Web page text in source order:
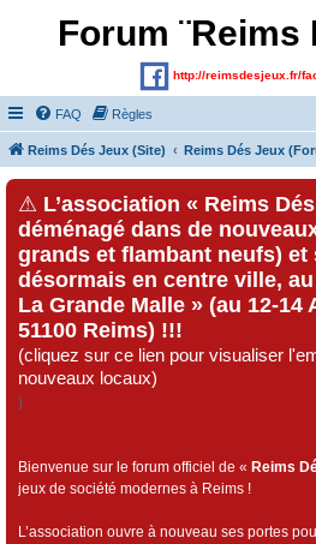
Forum ¨Reims
http://reimsdesjeux.fr/
FAQ Règles
Reims Dés Jeux (Site) Reims Dés Jeux
⚠ L’association « Reims
déménagé dans de
grands et flambant neufs) et
désormais en centre ville,
La Grande Malle » (au 12-14
51100 Reims) !!!
(cliquez sur ce lien pour visualiser
nouveaux locaux)
)
Bienvenue sur le forum officiel de « Reims
jeux de société modernes à Reims !
L’association ouvre à nouveau ses portes